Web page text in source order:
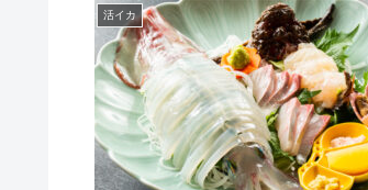
活イカ